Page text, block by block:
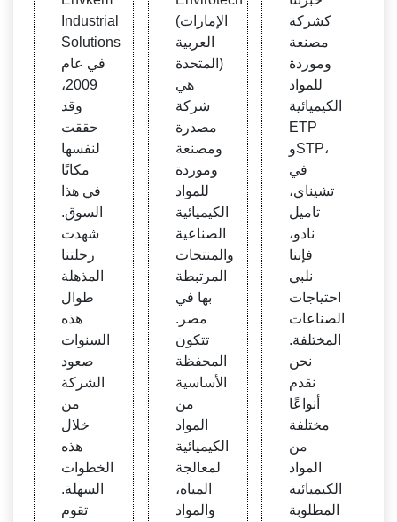
معالج
ة مياه
الصر
ف ال
صحي
الصر
ف ال
صحي
Industrial
Solutions
في عام
2009،
وقد
حققت
لنفسها
مكانًا
في هذا
السوق.
شهدت
رحلتنا
المذهلة
طوال
هذه
السنوات
صعود
الشركة
من
خلال
هذه
الخطوات
السهلة.
تقوم
مواد ا
لكيميا
ئية لم
المياه
(الإمارات
العربية
المتحدة)
هي
شركة
مصدرة
ومصنعة
وموردة
للمواد
الكيميائية
الصناعية
والمنتجات
المرتبطة
بها في
مصر.
تتكون
المحفظة
الأساسية
من
المواد
الكيميائية
لمعالجة
المياه،
والمواد
والموا
د الكي
ETP
وSTP
كشركة
مصنعة
وموردة
للمواد
الكيميائية
ETP
وSTP،
في
تشيناي،
تاميل
نادو،
فإننا
نلبي
احتياجات
الصناعات
المختلفة.
نحن
نقدم
أنواعًا
مختلفة
من
المواد
الكيميائية
المطلوبة